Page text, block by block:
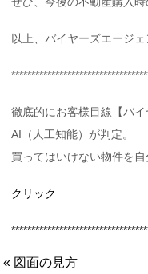
以上、バイヤーズエージェ
徹底的にお客様目線【バ
AI（人工知能）が判定。
買ってはいけない物件を自
クリック
« 図面の見方